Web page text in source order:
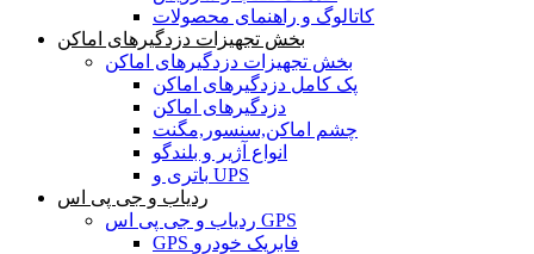
کاتالوگ و راهنمای محصولات
بخش تجهیزات دزدگیرهای اماکن
بخش تجهیزات دزدگیرهای اماکن
پک کامل دزدگیرهای اماکن
دزدگیرهای اماکن
چشم اماکن,سنسور,مگنت
انواع آژیر و بلندگو
باتری و UPS
ردیاب و جی پی اس
ردیاب و جی پی اس GPS
GPS فابریک خودرو